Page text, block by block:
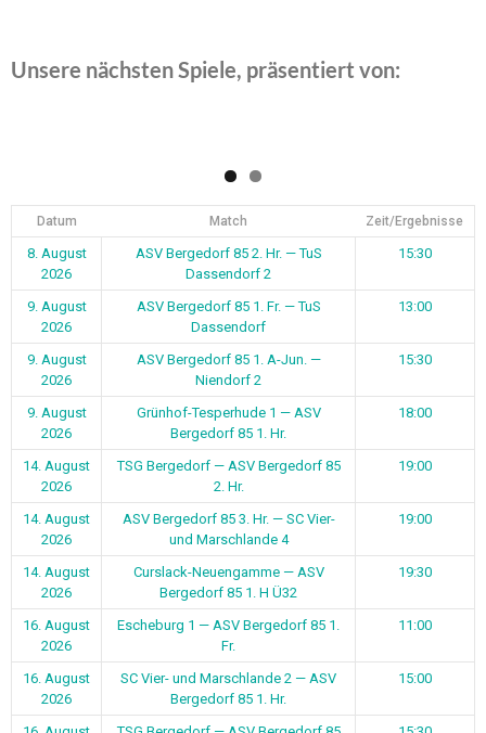
Unsere nächsten Spiele, präsentiert von:
Datum Match Zeit/Ergebnisse
8. August
2026
ASV Bergedorf 85 2. Hr. — TuS
Dassendorf 2
15:30
9. August
2026
ASV Bergedorf 85 1. Fr. — TuS
Dassendorf
13:00
9. August
2026
ASV Bergedorf 85 1. A-Jun. —
Niendorf 2
15:30
9. August
2026
Grünhof-Tesperhude 1 — ASV
Bergedorf 85 1. Hr.
18:00
14. August
2026
TSG Bergedorf — ASV Bergedorf 85
2. Hr.
19:00
14. August
2026
ASV Bergedorf 85 3. Hr. — SC Vier-
und Marschlande 4
19:00
14. August
2026
Curslack-Neuengamme — ASV
Bergedorf 85 1. H Ü32
19:30
16. August
2026
Escheburg 1 — ASV Bergedorf 85 1.
Fr.
11:00
16. August
2026
SC Vier- und Marschlande 2 — ASV
Bergedorf 85 1. Hr.
15:00